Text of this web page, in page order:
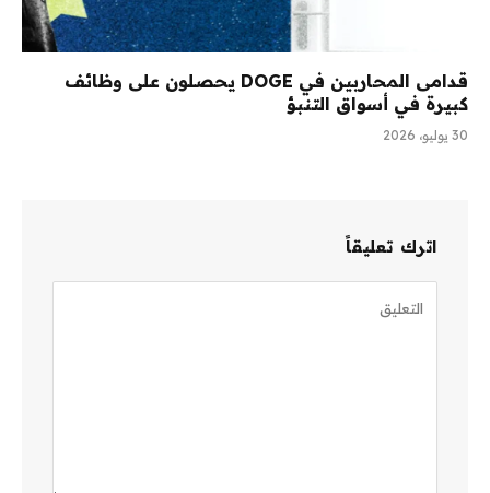
قدامى المحاربين في DOGE يحصلون على وظائف
كبيرة في أسواق التنبؤ
30 يوليو، 2026
اترك تعليقاً